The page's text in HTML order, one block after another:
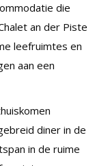
die
an der Piste
leefruimtes en
aan een
diner in de
in de ruime